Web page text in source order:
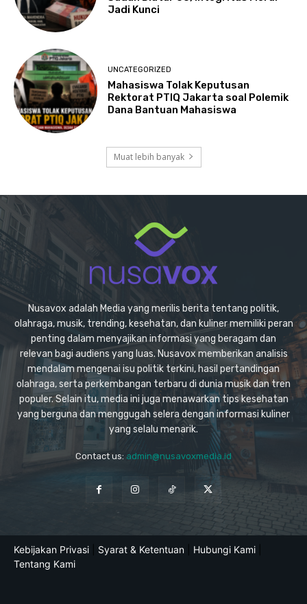
Jadi Kunci
UNCATEGORIZED
Mahasiswa Tolak Keputusan
Rektorat PTIQ Jakarta soal Polemik
Dana Bantuan Mahasiswa
Muat lebih banyak
Nusavox adalah Media yang merilis berita tentang politik,
olahraga, musik, trending, kesehatan, dan kuliner memiliki peran
penting dalam menyajikan informasi yang beragam dan
relevan bagi audiens yang luas. Nusavox memberikan analisis
mendalam mengenai isu politik terkini, hasil pertandingan
olahraga, serta perkembangan terbaru di dunia musik dan tren
populer. Selain itu, media ini juga menawarkan tips kesehatan
yang berguna dan menggugah selera dengan informasi kuliner
yang selalu menarik.
Contact us: admin@nusavoxmedia.id
Kebijakan Privasi Syarat & Ketentuan Hubungi Kami
Tentang Kami